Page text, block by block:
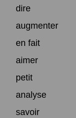
dire
augmenter
en fait
aimer
petit
analyse
savoir